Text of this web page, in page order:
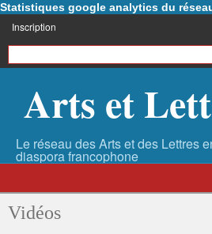
Statistiques google analytics du
Inscription
Arts et
Vidéos